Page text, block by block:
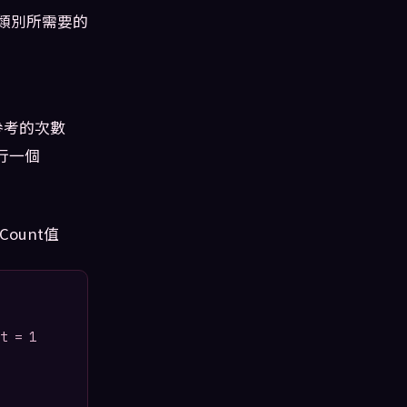
別所需要的
的次數
一個
值
= 1